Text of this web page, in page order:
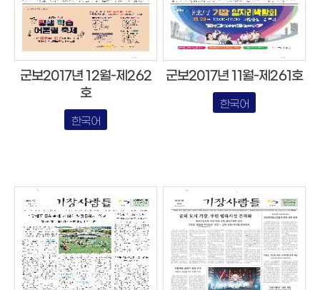
군보2017년 12월-제262
호
한국어
군보2017년 11월-제261호
한국어